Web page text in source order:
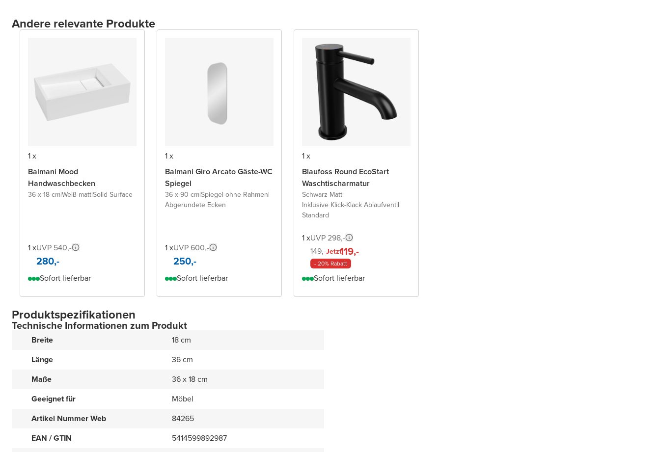
Andere relevante Produkte
1 x
Balmani Mood
Handwaschbecken
36 x 18 cm|Weiß matt|Solid Surface
1 xUVP 540,-
280,-
Sofort lieferbar
1 x
Balmani Giro Arcato Gäste-WC
Spiegel
36 x 90 cm|Spiegel ohne Rahmen|
Abgerundete Ecken
1 xUVP 600,-
250,-
Sofort lieferbar
1 x
Blaufoss Round EcoStart
Waschtischarmatur
Schwarz Matt|
Inklusive Klick-Klack Ablaufventil|
Standard
1 xUVP 298,-
149,-Jetzt119,-
- 20% Rabatt
Sofort lieferbar
Produktspezifikationen
Technische Informationen zum Produkt
Breite
18 cm
Länge
36 cm
Maße
36 x 18 cm
Geeignet für
Möbel
Artikel Nummer Web
84265
EAN / GTIN
5414599892987